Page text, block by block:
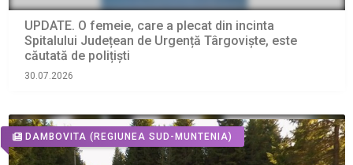
UPDATE. O femeie, care a plecat din incinta
Spitalului Județean de Urgență Târgoviște, este
căutată de polițiști
30.07.2026
DAMBOVITA (REGIUNEA SUD-MUNTENIA)